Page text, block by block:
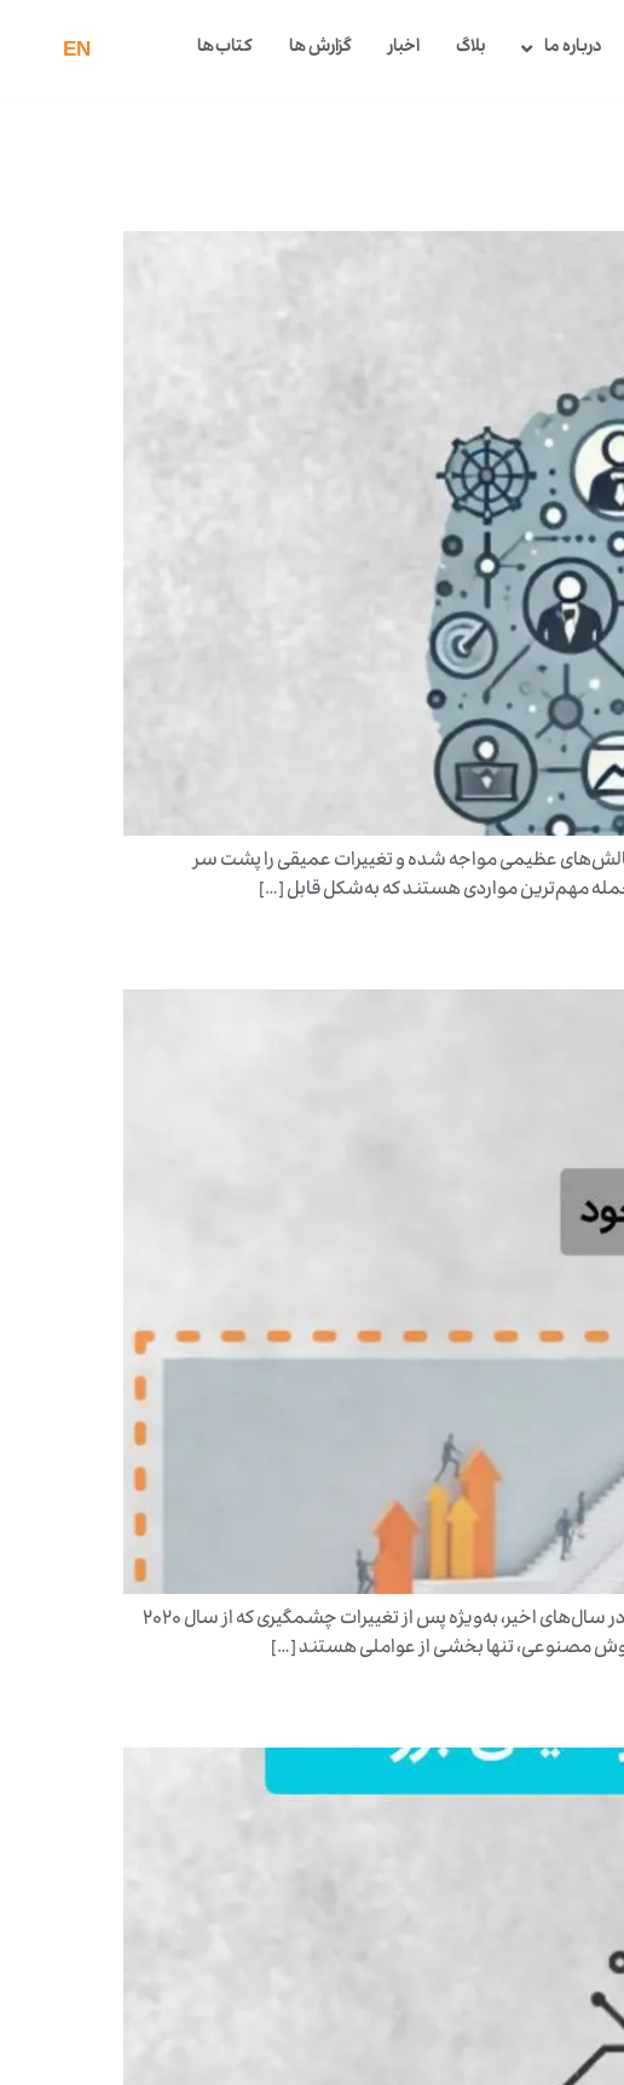
درباره ما بلاگ اخبار گزارش ها کتاب ها EN
چالش‌های عظیمی مواجه شده و تغییرات عمیقی را پشت سر
جمله مهم‌ترین مواردی هستند که به‌شکل قابل […]
مقدمه: در دنیای استارتاپ‌ها، راه‌اندازی و رشد یک کسب‌وکار همواره با چالش‌ها و فرصت‌های جدید همراه بوده است. اما در سال‌های اخیر، به‌ویژه پس از تغییرات چشمگیری که از سال 2020
هوش مصنوعی، تنها بخشی از عواملی هستند […]